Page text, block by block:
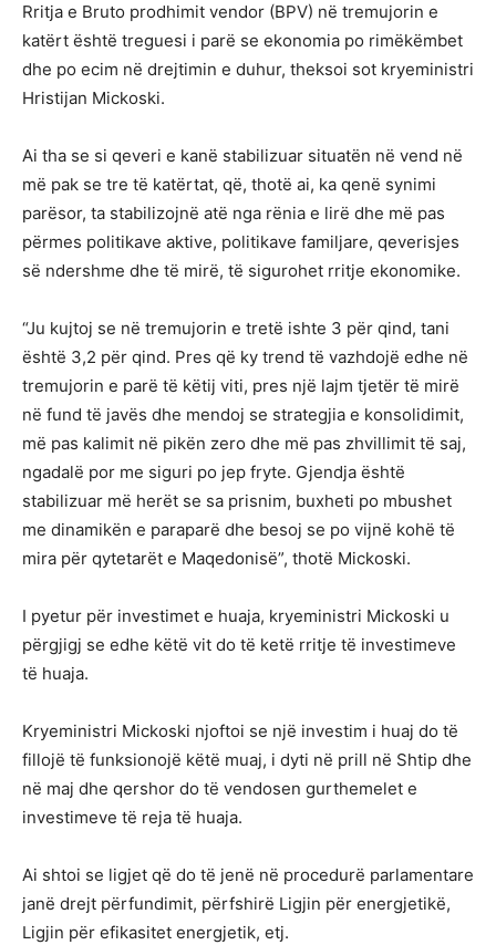
Rritja e Bruto prodhimit vendor (BPV) në tremujorin e
katërt është treguesi i parë se ekonomia po rimëkëmbet
dhe po ecim në drejtimin e duhur, theksoi sot kryeministri
Hristijan Mickoski.
Ai tha se si qeveri e kanë stabilizuar situatën në vend në
më pak se tre të katërtat, që, thotë ai, ka qenë synimi
parësor, ta stabilizojnë atë nga rënia e lirë dhe më pas
përmes politikave aktive, politikave familjare, qeverisjes
së ndershme dhe të mirë, të sigurohet rritje ekonomike.
“Ju kujtoj se në tremujorin e tretë ishte 3 për qind, tani
është 3,2 për qind. Pres që ky trend të vazhdojë edhe në
tremujorin e parë të këtij viti, pres një lajm tjetër të mirë
në fund të javës dhe mendoj se strategjia e konsolidimit,
më pas kalimit në pikën zero dhe më pas zhvillimit të saj,
ngadalë por me siguri po jep fryte. Gjendja është
stabilizuar më herët se sa prisnim, buxheti po mbushet
me dinamikën e paraparë dhe besoj se po vijnë kohë të
mira për qytetarët e Maqedonisë”, thotë Mickoski.
I pyetur për investimet e huaja, kryeministri Mickoski u
përgjigj se edhe këtë vit do të ketë rritje të investimeve
të huaja.
Kryeministri Mickoski njoftoi se një investim i huaj do të
fillojë të funksionojë këtë muaj, i dyti në prill në Shtip dhe
në maj dhe qershor do të vendosen gurthemelet e
investimeve të reja të huaja.
Ai shtoi se ligjet që do të jenë në procedurë parlamentare
janë drejt përfundimit, përfshirë Ligjin për energjetikë,
Ligjin për efikasitet energjetik, etj.